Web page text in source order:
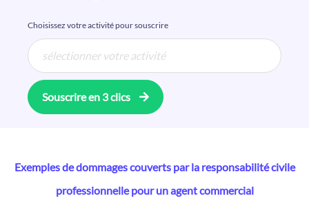
Choisissez votre activité pour souscrire
Souscrire en 3 clics
Exemples de dommages couverts par la responsabilité civile
professionnelle pour un agent commercial